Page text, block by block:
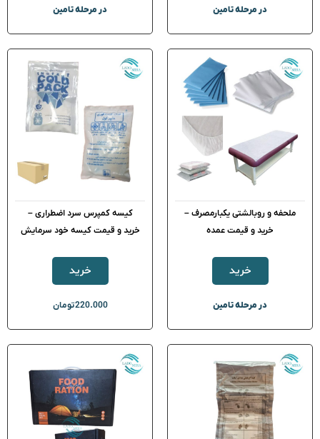
در مرحله تامین در مرحله تامین
ملحفه و روبالشتی یکبارمصرف –
خرید و قیمت عمده
خرید
در مرحله تامین
کیسه کمپرس سرد اضطراری –
خرید و قیمت کیسه خود سرمایش
خرید
220.000تومان